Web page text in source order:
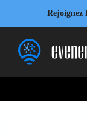
contenu
Rejoignez